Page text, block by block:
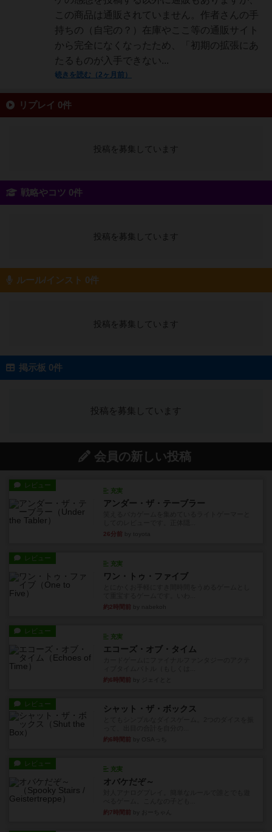
この商品は通販されていません。作者さんの手
持ちの（自宅の？）在庫やここ等の通販サイト
から完全になくなったため、「初期の拡張にあ
たるものが入手できない...
続きを読む（2ヶ月前）
リプレイ 0件
投稿を募集しています
戦略やコツ 0件
投稿を募集しています
ルール/インスト 0件
投稿を募集しています
掲示板 0件
投稿を募集しています
会員の新しい投稿
レビュー
充実
アンダー・ザ・テーブラー
26分前
レビュー
充実
ワン・トゥ・ファイブ
約2時間前
レビュー
充実
エコーズ・オブ・タイム
約6時間前
レビュー シャット・ザ・ボックス
約6時間前
レビュー
充実
オバケだぞ～
約7時間前